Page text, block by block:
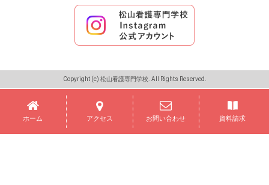
Copyright (c) 松山看護専門学校. All Rights Reserved.
ホーム アクセス お問い合わせ 資料請求